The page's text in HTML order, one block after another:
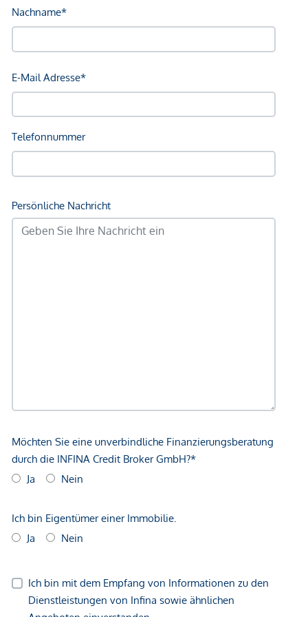
entspannten Verweilen ein und verleiht dem Raum eine
exklusive Lounge ‑ Atmosphäre.
Der großzügige Spiegelschrank im klassischen Alt ‑ Wien ‑
Stil bietet nicht nur außergewöhnlich viel Stauraum, sondern
setzt zugleich einen raffinierten, historischen Akzent.
Gesamtbild harmonisch vollenden.
Das Nebenschlafzimmer präsentiert sich als eleganter,
ruhiger Rückzugsort, ausgestattet mit einem hochwertigen
Arbeitsraum von höchster Eleganz. Ein großzügiger,
Zentrum und bietet ideale Voraussetzungen für
konzentriertes, stilvolles Arbeiten.
besonders komfortablen Aufenthalt stehen frisch arrangierte
Handtücher in verschiedenen Größen, ein hochwertiger
sofort einsatzbereiten Waschtrockner bereit.
Abgerundet wird das exklusive Ambiente durch
handgemachte Seife – gefertigt nach einem traditionellen